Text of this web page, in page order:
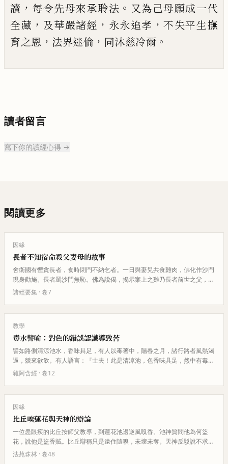
讀 ， 每令先母來承聆法 。 又為己母願成一代
全藏 ， 及華嚴諸經 ， 永永追孝 ，不失平生撫
育之恩 ， 法界迷倫 ， 同沐慈冷爾 。
讀者留言
寫下你的讀經心得 →
閱讀更多
因緣
長者不知宿命殺父妻母的故事
舍衛國有慳貪長者，食時閉門不納乞者。一日與妻兒共食雞肉，佛化作沙門
現身勸施。長者罵沙門無恥。佛為說偈，揭示案上之雞乃長者前世之父，妻
乃前世之母，小兒乃前世之怨家…
諸經要集 · 卷7
教學
毒水譬喻：對色的錯誤認識導致苦
譬如路側清涼池水，香味具足，有人以毒著中，陽春之月，諸行路者風熱渴
逼，競來欲飲。有人語言：『士夫！此是清涼池，色香味具足，然中有毒，
汝等勿飲。若當飲者，或令汝死…
雜阿含經 · 卷12
因緣
比丘嗅蓮花與天神的辯論
一位患眼疾的比丘按師父教導，到蓮花池邊逆風嗅香。池神質問他為何盜
花，說他是盜香賊。比丘辯稱只是遠住隨嗅，未壞未奪。天神反駁說不求而
不捨、人不與而自取者，才是真正…
法苑珠林 · 卷48